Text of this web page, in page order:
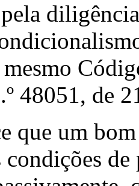
mesmo
48051, de
que um